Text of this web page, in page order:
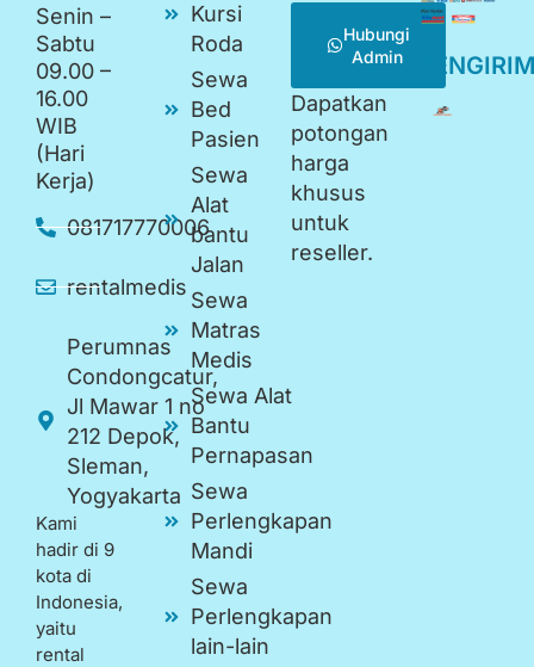
Senin –
Sabtu
09.00 –
16.00
WIB
(Hari
Kerja)
081717770006
rentalmedis
Perumnas
Condongcatur,
Jl Mawar 1 no
212 Depok,
Sleman,
Yogyakarta
Kami
hadir di 9
kota di
Indonesia,
yaitu
rental
Kursi
Roda
Sewa
Bed
Pasien
Sewa
Alat
bantu
Jalan
Sewa
Matras
Medis
Sewa Alat
Bantu
Pernapasan
Sewa
Perlengkapan
Mandi
Sewa
Perlengkapan
lain-lain
Hubungi
Admin
Dapatkan
potongan
harga
khusus
untuk
reseller.